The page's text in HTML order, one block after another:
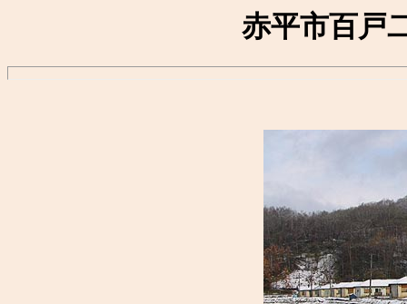
赤平市百戸